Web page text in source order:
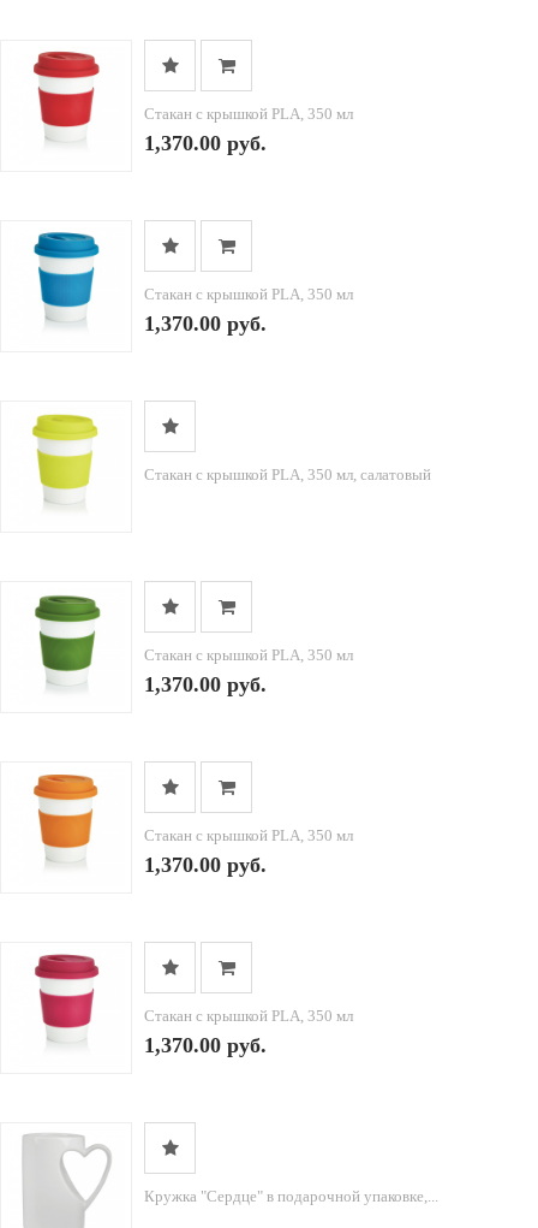
Стакан с крышкой PLA, 350 мл
1,370.00 руб.
Стакан с крышкой PLA, 350 мл
1,370.00 руб.
Стакан с крышкой PLA, 350 мл, салатовый
Стакан с крышкой PLA, 350 мл
1,370.00 руб.
Стакан с крышкой PLA, 350 мл
1,370.00 руб.
Стакан с крышкой PLA, 350 мл
1,370.00 руб.
Кружка "Сердце" в подарочной упаковке,...